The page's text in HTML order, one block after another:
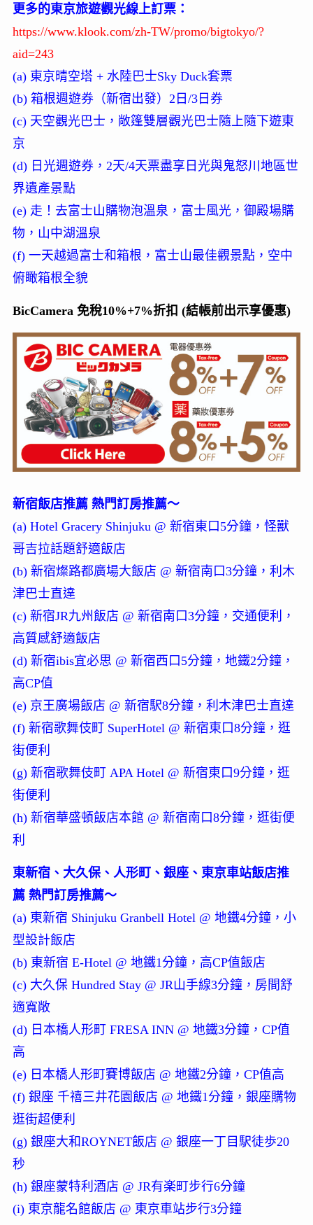
更多的東京旅遊觀光線上訂票：
https://www.klook.com/zh-TW/promo/bigtokyo/?
aid=243
(a) 東京晴空塔 + 水陸巴士Sky Duck套票
(b) 箱根週遊券（新宿出發）2日/3日券
(c) 天空觀光巴士，敞篷雙層觀光巴士隨上隨下遊東
京
(d) 日光週遊券，2天/4天票盡享日光與鬼怒川地區世
界遺產景點
(e) 走！去富士山購物泡溫泉，富士風光，御殿場購
物，山中湖溫泉
(f) 一天越過富士和箱根，富士山最佳觀景點，空中
俯瞰箱根全貌
BicCamera 免稅10%+7%折扣 (結帳前出示享優惠)
新宿飯店推薦 熱門訂房推薦～
(a) Hotel Gracery Shinjuku @ 新宿東口5分鐘，怪獸
哥吉拉話題舒適飯店
(b) 新宿燦路都廣場大飯店 @ 新宿南口3分鐘，利木
津巴士直達
(c) 新宿JR九州飯店 @ 新宿南口3分鐘，交通便利，
高質感舒適飯店
(d) 新宿ibis宜必思 @ 新宿西口5分鐘，地鐵2分鐘，
高CP值
(e) 京王廣場飯店 @ 新宿駅8分鐘，利木津巴士直達
(f) 新宿歌舞伎町 SuperHotel @ 新宿東口8分鐘，逛
街便利
(g) 新宿歌舞伎町 APA Hotel @ 新宿東口9分鐘，逛
街便利
(h) 新宿華盛頓飯店本館 @ 新宿南口8分鐘，逛街便
利
東新宿、大久保、人形町、銀座、東京車站飯店推
薦 熱門訂房推薦～
(a) 東新宿 Shinjuku Granbell Hotel @ 地鐵4分鐘，小
型設計飯店
(b) 東新宿 E-Hotel @ 地鐵1分鐘，高CP值飯店
(c) 大久保 Hundred Stay @ JR山手線3分鐘，房間舒
適寬敞
(d) 日本橋人形町 FRESA INN @ 地鐵3分鐘，CP值
高
(e) 日本橋人形町賽博飯店 @ 地鐵2分鐘，CP值高
(f) 銀座 千禧三井花園飯店 @ 地鐵1分鐘，銀座購物
逛街超便利
(g) 銀座大和ROYNET飯店 @ 銀座一丁目駅徒歩20
秒
(h) 銀座蒙特利酒店 @ JR有楽町步行6分鐘
(i) 東京龍名館飯店 @ 東京車站步行3分鐘